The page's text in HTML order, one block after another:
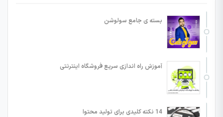
بسته ی جامع سولوشن
آموزش راه اندازی سریع فروشگاه اینترنتی
14 نکته کلیدی برای تولید محتوا